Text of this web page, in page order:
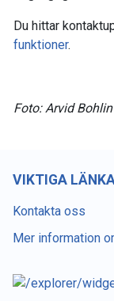
Du hittar
funktioner.
Foto: Arvid Bohlin
VIKTIGA
Kontakta oss
Mer information